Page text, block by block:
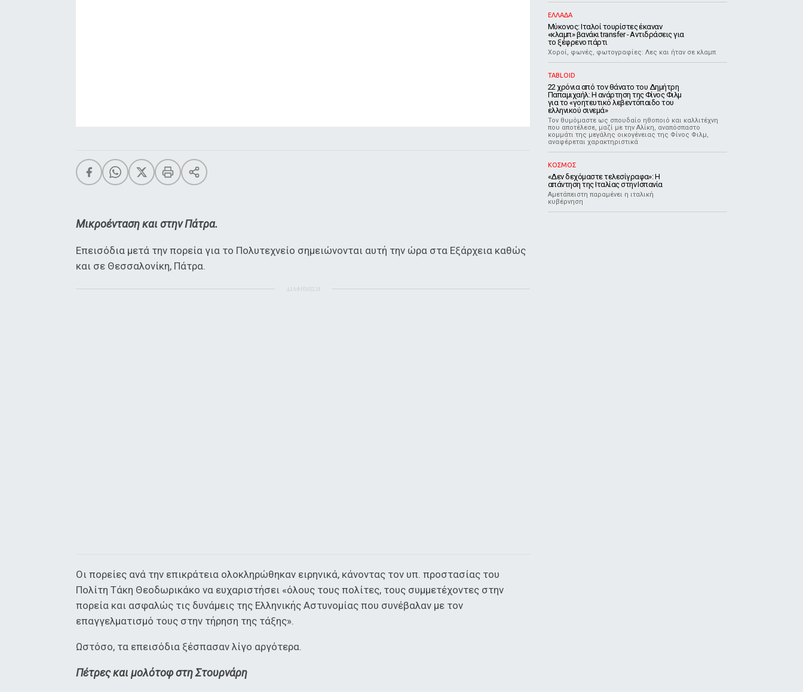
Μικροένταση και στην Πάτρα.
Επεισόδια μετά την πορεία για το Πολυτεχνείο σημειώνονται αυτή την ώρα στα Εξάρχεια καθώς
και σε Θεσσαλονίκη, Πάτρα.
ΔΙΑΦΗΜΙΣΗ
Οι πορείες ανά την επικράτεια ολοκληρώθηκαν ειρηνικά, κάνοντας τον υπ. προστασίας του
Πολίτη Τάκη Θεοδωρικάκο να ευχαριστήσει «όλους τους πολίτες, τους συμμετέχοντες στην
πορεία και ασφαλώς τις δυνάμεις της Ελληνικής Αστυνομίας που συνέβαλαν με τον
επαγγελματισμό τους στην τήρηση της τάξης».
Ωστόσο, τα επεισόδια ξέσπασαν λίγο αργότερα.
Πέτρες και μολότοφ στη Στουρνάρη
ΕΛΛΑΔΑ
Μύκονος: Ιταλοί τουρίστες έκαναν
«κλαμπ» βανάκι transfer - Αντιδράσεις για
το ξέφρενο πάρτι
Χοροί, φωνές, φωτογραφίες: Λες και ήταν σε κλαμπ
TABLOID
22 χρόνια από τον θάνατο του Δημήτρη
Παπαμιχαήλ: Η ανάρτηση της Φίνος Φιλμ
για το «γοητευτικό λεβεντόπαιδο του
ελληνικού σινεμά»
Τον θυμόμαστε ως σπουδαίο ηθοποιό και καλλιτέχνη
που αποτέλεσε, μαζί με την Αλίκη, αναπόσπαστο
κομμάτι της μεγάλης οικογένειας της Φίνος Φιλμ,
αναφέρεται χαρακτηριστικά
ΚΟΣΜΟΣ
«Δεν δεχόμαστε τελεσίγραφα»: Η
απάντηση της Ιταλίας στην Ισπανία
Αμετάπειστη παραμένει η ιταλική
κυβέρνηση